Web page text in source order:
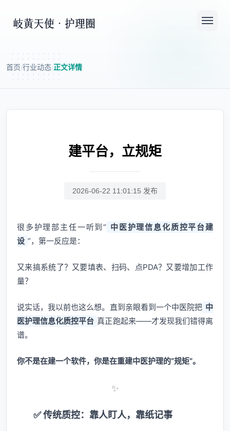
首页/行业动态/正文详情
建平台，立规矩
2026-06-22 11:01:15 发布
很多护理部主任一听到“ 中医护理信息化质控平台建
设 ”，第一反应是：
又来搞系统了？又要填表、扫码、点PDA？又要增加工作
量？
说实话，我以前也这么想。直到亲眼看到一个中医院把 中
医护理信息化质控平台 真正跑起来——才发现我们错得离
谱。
你不是在建一个软件，你是在重建中医护理的“规矩”。
✨
✅ 传统质控：靠人盯人，靠纸记事